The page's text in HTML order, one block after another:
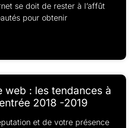
se doit de rester à l’affût
pour obtenir
web : les tendances à
2018 -2019
et de votre présence